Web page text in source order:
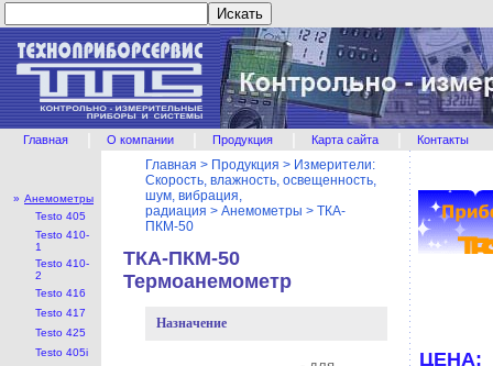
Главная О компании Продукция Карта сайта Контакты
» Анемометры
Testo 405
Testo 410-
1
Testo 410-
2
Testo 416
Testo 417
Testo 425
Testo 405i
Главная > Продукция > Измерители:
Скорость, влажность, освещенность,
шум, вибрация,
радиация > Анемометры > ТКА-
ПКМ-50
ТКА-ПКМ-50
Термоанемометр
Назначение
ЦЕНА: